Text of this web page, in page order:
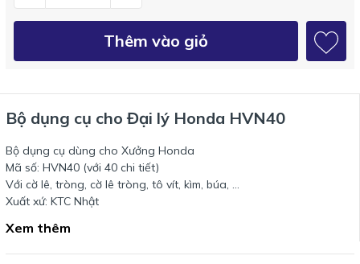
Thêm vào giỏ
Bộ dụng cụ cho Đại lý Honda HVN40
Bộ dụng cụ dùng cho Xưởng Honda
Mã số: HVN40 (với 40 chi tiết)
Với cờ lê, tròng, cờ lê tròng, tô vít, kìm, búa, ...
Xuất xứ: KTC Nhật
Xem thêm